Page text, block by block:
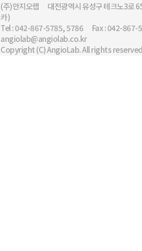
(주)안지오랩
대전광역시 유성구 테크노3로
카)
Tel : 042-867-5785, 5786
Fax : 042-867-
angiolab@angiolab.co.kr
Copyright (C) AngioLab. All rights